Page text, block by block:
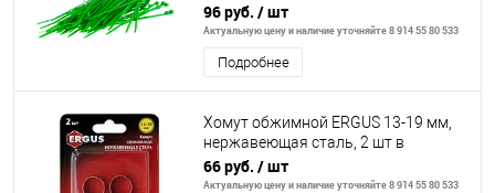
96 руб. / шт
Актуальную цену и наличие уточняйте 8 914 55 80 533
Подробнее
Хомут обжимной ERGUS 13-19 мм,
нержавеющая сталь, 2 шт в
блистере
66 руб. / шт
Актуальную цену и наличие уточняйте 8 914 55 80 533